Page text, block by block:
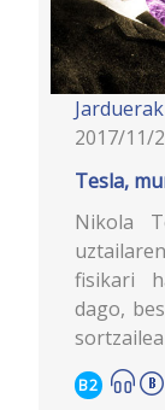
Jarduerak
2017/11/
Tesla,
Nikola
fisikari
dago,
sortzailea
B2